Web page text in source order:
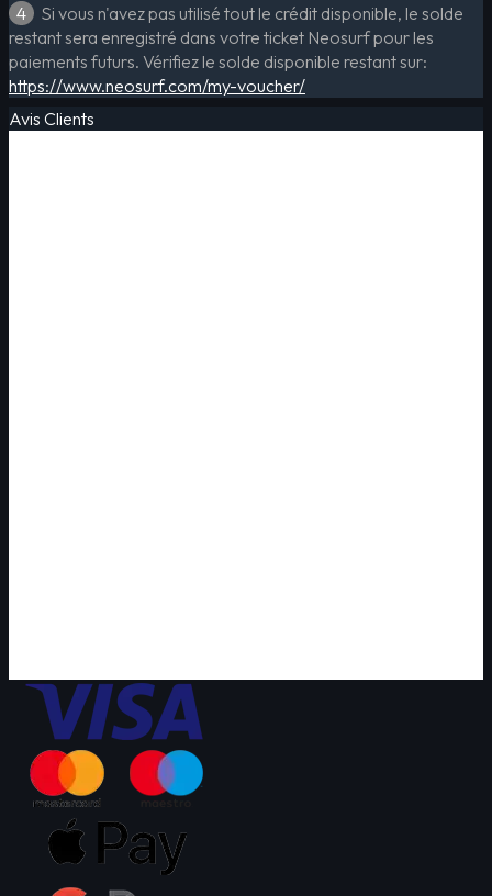
4
Si vous n'avez pas utilisé tout le crédit disponible, le solde
restant sera enregistré dans votre ticket Neosurf pour les
paiements futurs. Vérifiez le solde disponible restant sur:
https://www.neosurf.com/my-voucher/
Avis Clients